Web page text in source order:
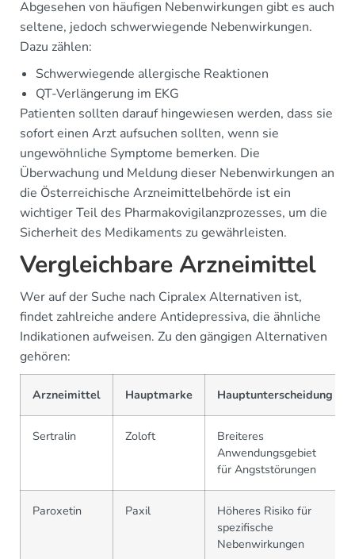
Abgesehen von häufigen Nebenwirkungen gibt es auch
seltene, jedoch schwerwiegende Nebenwirkungen.
Dazu zählen:
Schwerwiegende allergische Reaktionen
QT-Verlängerung im EKG
Patienten sollten darauf hingewiesen werden, dass sie
sofort einen Arzt aufsuchen sollten, wenn sie
ungewöhnliche Symptome bemerken. Die
Überwachung und Meldung dieser Nebenwirkungen an
die Österreichische Arzneimittelbehörde ist ein
wichtiger Teil des Pharmakovigilanzprozesses, um die
Sicherheit des Medikaments zu gewährleisten.
Vergleichbare Arzneimittel
Wer auf der Suche nach Cipralex Alternativen ist,
findet zahlreiche andere Antidepressiva, die ähnliche
Indikationen aufweisen. Zu den gängigen Alternativen
gehören:
Arzneimittel Hauptmarke Hauptunterscheidung
Sertralin Zoloft
Breiteres
Anwendungsgebiet
für Angststörungen
Paroxetin Paxil
Höheres Risiko für
spezifische
Nebenwirkungen